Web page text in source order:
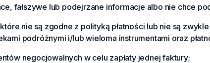
fałszywe lub podejrzane informacje albo nie chce
nie są zgodne z polityką płatności lub nie są
podróżnymi i/lub wieloma instrumentami oraz
negocjowalnych w celu zapłaty jednej faktury;